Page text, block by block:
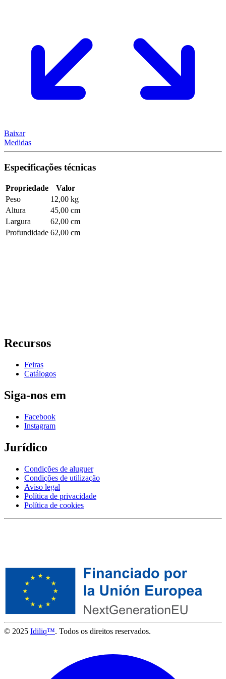
Baixar
Medidas
Especificações técnicas
Propriedade
Valor
Peso
12,00 kg
Altura
45,00 cm
Largura
62,00 cm
Profundidade 62,00 cm
Recursos
Feiras
Catálogos
Siga-nos em
Facebook
Instagram
Jurídico
Condições de aluguer
Condições de utilização
Aviso legal
Política de privacidade
Política de cookies
© 2025 Idiliq™. Todos os direitos reservados.